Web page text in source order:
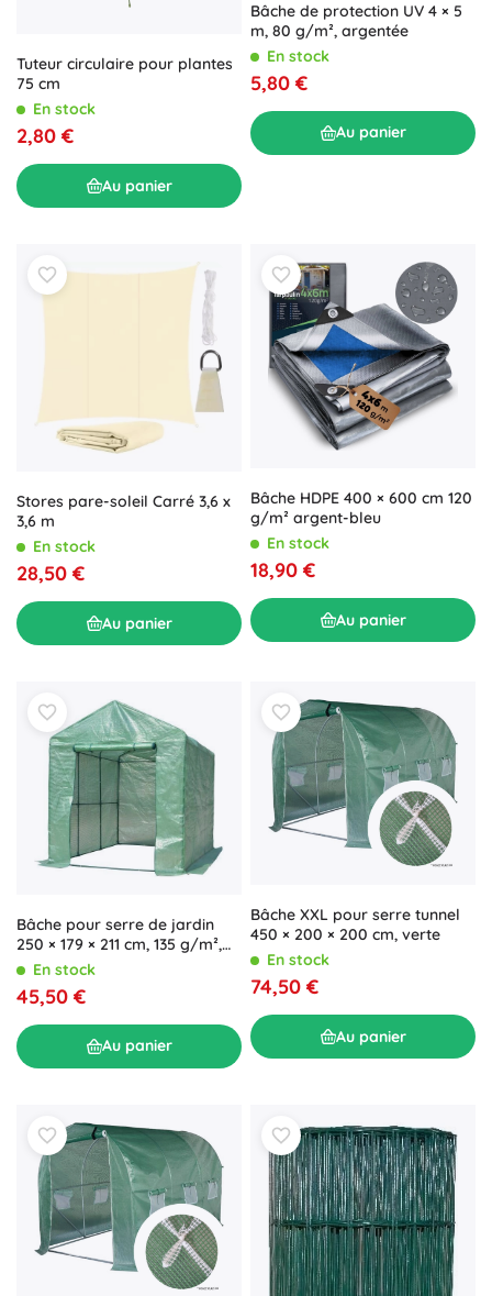
Tuteur circulaire pour plantes
75 cm
En stock
2,80 €
Au panier
Bâche de protection UV 4 × 5
m, 80 g/m², argentée
En stock
5,80 €
Au panier
Stores pare-soleil Carré 3,6 x
3,6 m
En stock
28,50 €
Au panier
Bâche HDPE 400 × 600 cm 120
g/m² argent-bleu
En stock
18,90 €
Au panier
Bâche pour serre de jardin
250 × 179 × 211 cm, 135 g/m²,
verteEn stock
45,50 €
Au panier
Bâche XXL pour serre tunnel
450 × 200 × 200 cm, verte
En stock
74,50 €
Au panier